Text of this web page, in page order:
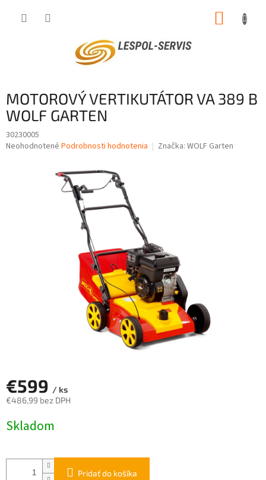
MOTOROVÝ VERTIKUTÁTOR VA 389 B
WOLF GARTEN
30230005
Priemerné
Neohodnotené Podrobnosti hodnotenia Značka: WOLF Garten
€599 / ks
€486,99 bez DPH
cena:
Skladom
Pridať do košíka